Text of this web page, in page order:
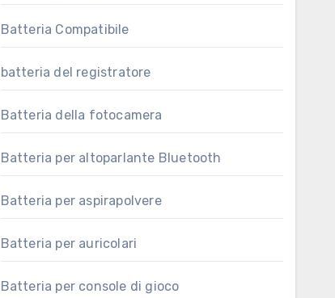
Batteria Compatibile
batteria del registratore
Batteria della fotocamera
Batteria per altoparlante Bluetooth
Batteria per aspirapolvere
Batteria per auricolari
Batteria per console di gioco